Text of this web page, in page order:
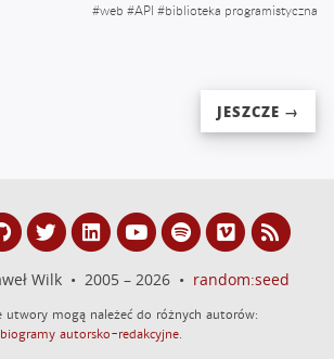
#web #API #biblioteka programistyczna
JESZCZE →
Wilk • 2005 – 2026 • random:seed
utwory mogą należeć do różnych autorów:
biogramy autorsko-redakcyjne